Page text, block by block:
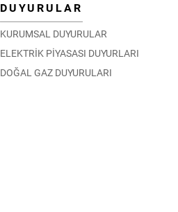
DUYURULAR
KURUMSAL DUYURULAR
ELEKTRİK PİYASASI DUYURLARI
DOĞAL GAZ DUYURULARI